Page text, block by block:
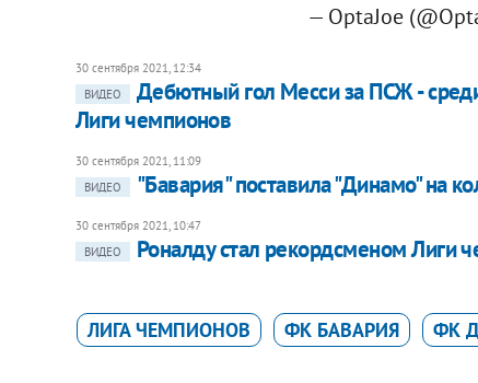
— OptaJoe
30 сентября 2021, 12:34
ВИДЕО
Дебютный гол Месси за ПСЖ -
Лиги чемпионов
30 сентября 2021, 11:09
ВИДЕО
"Бавария" поставила "Динамо" на
30 сентября 2021, 10:47
ВИДЕО
Роналду стал рекордсменом Лиги
ЛИГА ЧЕМПИОНОВ ФК БАВАРИЯ ФК